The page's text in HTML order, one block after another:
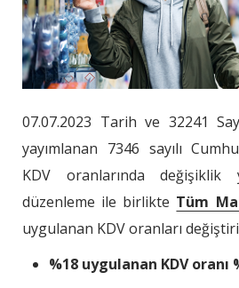
07.07.2023 Tarih ve 32241
yayımlanan 7346 sayılı
KDV oranlarında değişiklik
düzenleme ile birlikte Tüm
uygulanan KDV oranları
%18 uygulanan KDV oranı